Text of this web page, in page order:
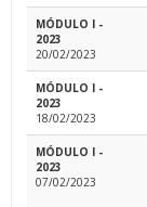
MÓDULO I -
2023
20/02/2023
MÓDULO I -
2023
18/02/2023
MÓDULO I -
2023
07/02/2023